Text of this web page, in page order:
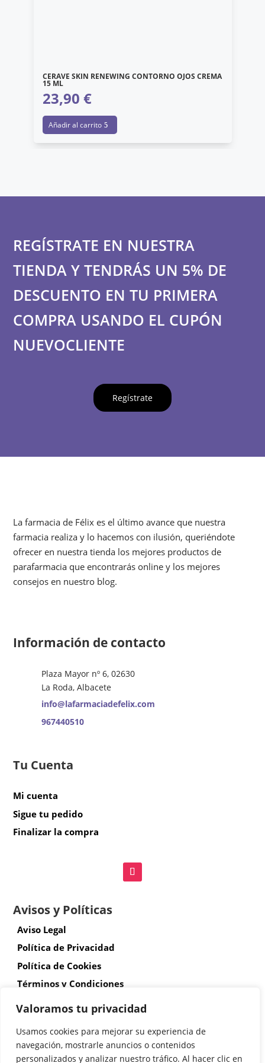
Valoramos tu privacidad
Usamos cookies para mejorar su experiencia de
navegación, mostrarle anuncios o contenidos
personalizados y analizar nuestro tráfico. Al hacer clic en
CERAVE SKIN RENEWING CONTORNO OJOS CREMA
15 ML
23,90 €
Añadir al carrito
REGÍSTRATE EN NUESTRA
TIENDA Y TENDRÁS UN 5% DE
DESCUENTO EN TU PRIMERA
COMPRA USANDO EL CUPÓN
NUEVOCLIENTE
Regístrate
La farmacia de Félix es el último avance que nuestra
farmacia realiza y lo hacemos con ilusión, queriéndote
ofrecer en nuestra tienda los mejores productos de
parafarmacia que encontrarás online y los mejores
consejos en nuestro blog.
Información de contacto
Plaza Mayor nº 6, 02630
La Roda, Albacete
info@lafarmaciadefelix.com
967440510
Tu Cuenta
Mi cuenta
Sigue tu pedido
Finalizar la compra
Avisos y Políticas
Aviso Legal
Política de Privacidad
Política de Cookies
Términos y Condiciones
Envíos y devoluciones